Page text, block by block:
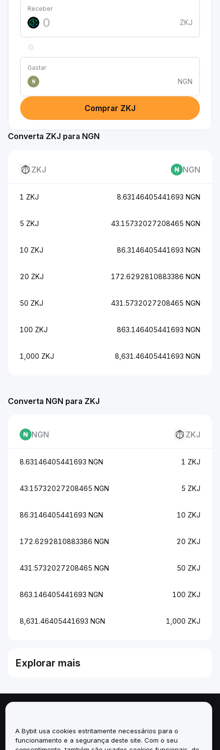
Receber
ZKJ
Gastar
₦
NGN
Comprar ZKJ
Converta ZKJ para NGN
ZKJ NGN
1 ZKJ 8.63146405441693 NGN
5 ZKJ 43.15732027208465 NGN
10 ZKJ 86.3146405441693 NGN
20 ZKJ 172.6292810883386 NGN
50 ZKJ 431.5732027208465 NGN
100 ZKJ 863.146405441693 NGN
1,000 ZKJ 8,631.46405441693 NGN
Converta NGN para ZKJ
NGN ZKJ
8.63146405441693 NGN 1 ZKJ
43.15732027208465 NGN 5 ZKJ
86.3146405441693 NGN 10 ZKJ
172.6292810883386 NGN 20 ZKJ
431.5732027208465 NGN 50 ZKJ
863.146405441693 NGN 100 ZKJ
8,631.46405441693 NGN 1,000 ZKJ
Explorar mais
Serviços
A Bybit usa cookies estritamente necessários para o
funcionamento e a segurança deste site. Com o seu